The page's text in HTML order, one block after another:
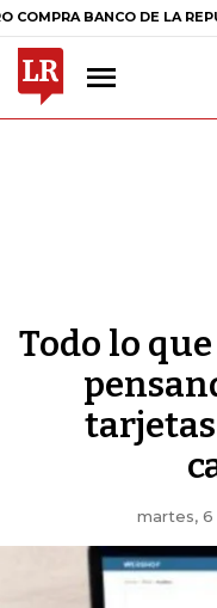
BANCO DE LA REPÚBLICA
Todo lo
martes, 6